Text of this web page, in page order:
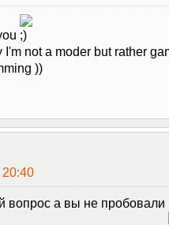
I'm not a moder but rather
))
вопрос а вы не пробовали